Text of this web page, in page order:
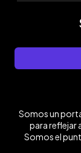
Somos un
para reflejar
Somos el